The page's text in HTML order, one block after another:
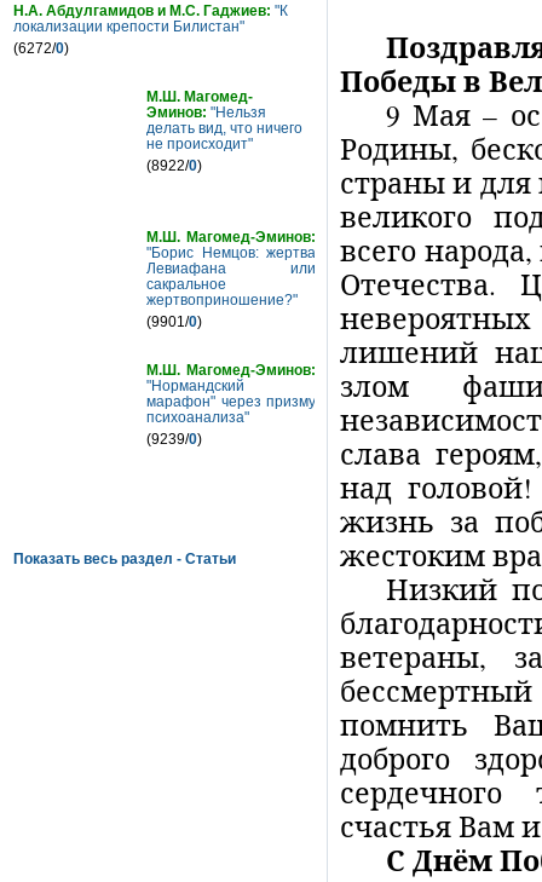
Победы в
9 Мая –
Родины,
страны и
великого
всего
Отечества.
лишений
злом
слава
над
жизнь за
жестоким
Низкий
ветераны,
помнить
доброго
счастья Вам
С Днём
Н.А. Абдулгамидов и М.С. Гаджиев: "К
локализации крепости Билистан"
(6272/0)
М.Ш. Магомед-
Эминов: "Нельзя
делать вид, что ничего
не происходит"
(8922/0)
М.Ш. Магомед-Эминов:
"Борис Немцов: жертва
Левиафана или
сакральное
жертвоприношение?"
(9901/0)
М.Ш. Магомед-Эминов:
"Нормандский
марафон" через призму
психоанализа"
(9239/0)
Показать весь раздел - Статьи